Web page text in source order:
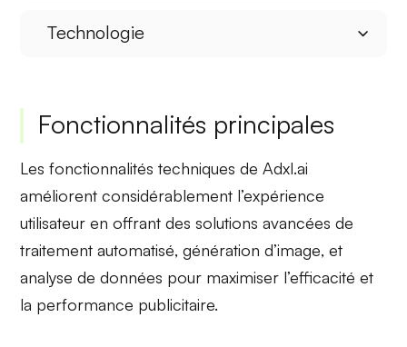
Technologie
Fonctionnalités principales
Les fonctionnalités techniques de Adxl.ai
améliorent considérablement l’expérience
utilisateur en offrant des solutions avancées de
traitement automatisé,génération d’image, et
analyse de données pour maximiser l’efficacité et
la performance publicitaire.